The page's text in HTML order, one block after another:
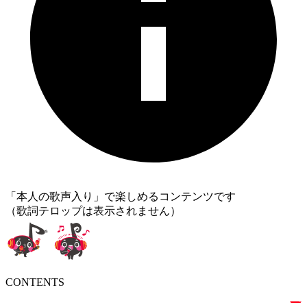
「本人の歌声入り」で楽しめるコンテンツです
（歌詞テロップは表示されません）
CONTENTS